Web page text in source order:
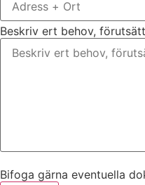
Beskriv ert behov,
Bifoga gärna eventuella